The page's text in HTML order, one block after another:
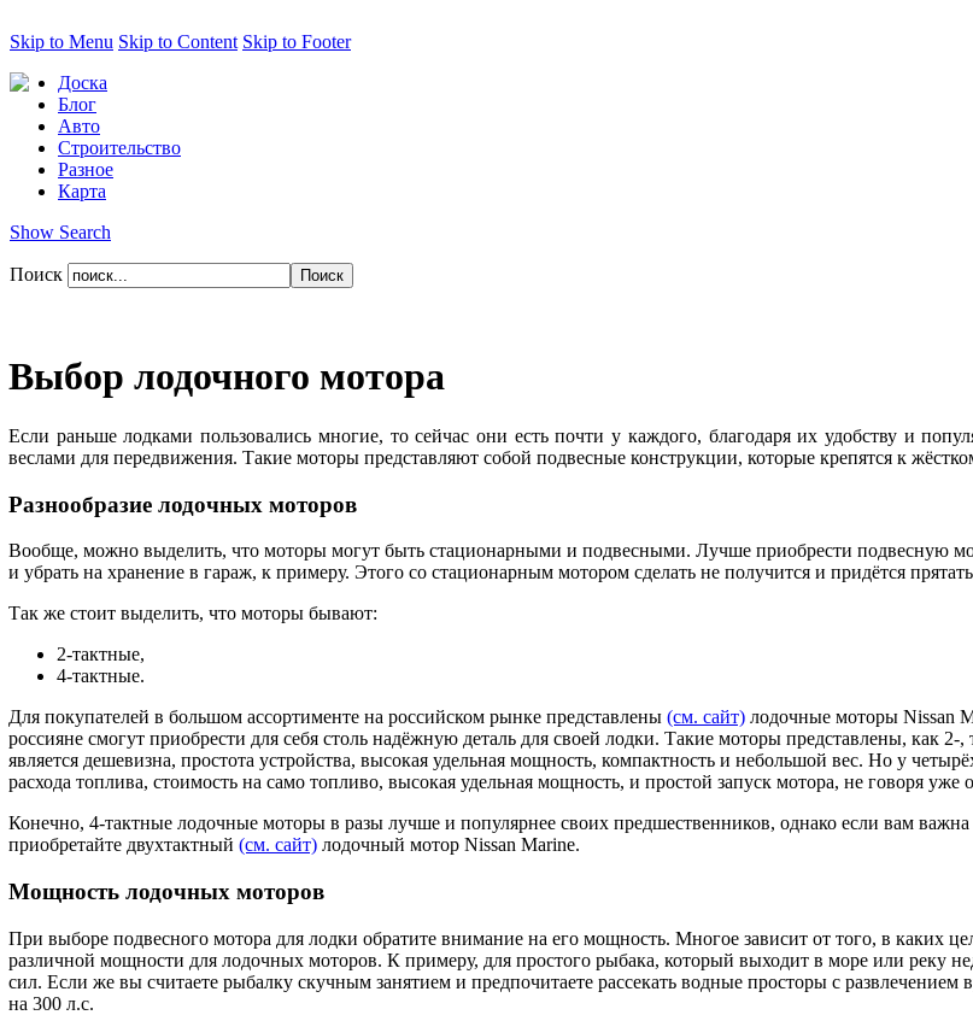
Skip to Menu Skip to Content Skip to Footer
Доска
Блог
Авто
Строительство
Разное
Карта
Show Search
Поиск
Выбор лодочного мотора
Если раньше лодками пользовались многие, то сейчас они есть почти у каждого, благодаря их удобству и
веслами для передвижения. Такие моторы представляют собой подвесные конструкции, которые крепятся к
Разнообразие лодочных моторов
Вообще, можно выделить, что моторы могут быть стационарными и подвесными. Лучше приобрести подвесную
и убрать на хранение в гараж, к примеру. Этого со стационарным мотором сделать не получится и придётся
Так же стоит выделить, что моторы бывают:
2-тактные,
4-тактные.
Для покупателей в большом ассортименте на российском рынке представлены (см. сайт) лодочные моторы Nissan
россияне смогут приобрести для себя столь надёжную деталь для своей лодки. Такие моторы представлены, как
является дешевизна, простота устройства, высокая удельная мощность, компактность и небольшой вес. Но у
расхода топлива, стоимость на само топливо, высокая удельная мощность, и простой запуск мотора, не говоря уже
Конечно, 4-тактные лодочные моторы в разы лучше и популярнее своих предшественников, однако если вам важна
приобретайте двухтактный (см. сайт) лодочный мотор Nissan Marine.
Мощность лодочных моторов
При выборе подвесного мотора для лодки обратите внимание на его мощность. Многое зависит от того, в каких
различной мощности для лодочных моторов. К примеру, для простого рыбака, который выходит в море или реку
сил. Если же вы считаете рыбалку скучным занятием и предпочитаете рассекать водные просторы с
на 300 л.с.